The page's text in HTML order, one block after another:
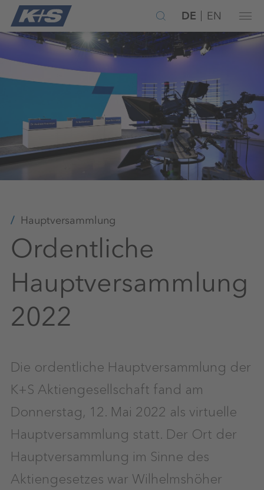
DE EN
Hauptversammlung
Ordentliche
Hauptversammlung
2022
Die ordentliche Hauptversammlung der
K+S Aktiengesellschaft fand am
Donnerstag, 12. Mai 2022 als virtuelle
Hauptversammlung statt. Der Ort der
Hauptversammlung im Sinne des
Aktiengesetzes war Wilhelmshöher